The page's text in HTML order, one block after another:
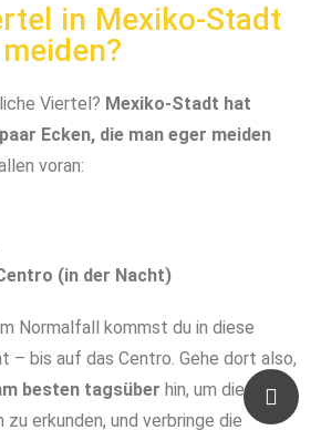
in Mexiko-Stadt
Viertel? Mexiko-Stadt hat
Ecken, die man eger meiden
voran:
(in der Nacht)
Normalfall kommst du in diese
– bis auf das Centro. Gehe dort also,
besten tagsüber hin, um die
erkunden, und verbringe die